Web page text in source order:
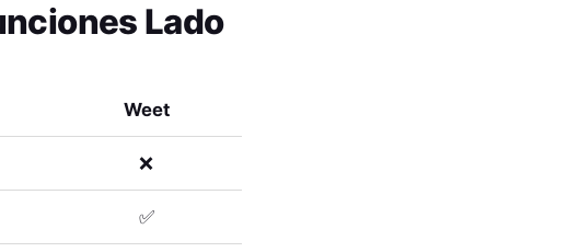
Lado
Weet
❌
✅